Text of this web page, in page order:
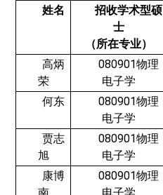
姓名
招收学术型硕
士
（所在专业）
高炳
荣
080901物理
电子学
何东
080901物理
电子学
贾志
旭
080901物理
电子学
康博
080901物理